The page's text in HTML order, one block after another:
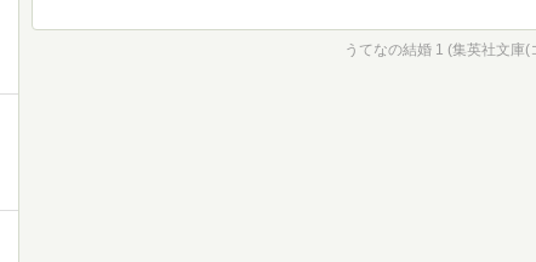
うてなの結婚 1 (集英社文庫(